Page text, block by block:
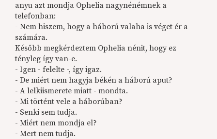
anyu azt mondja Ophelia nagynénémnek a
telefonban:
- Nem hiszem, hogy a háború valaha is véget ér a
számára.
Később megkérdeztem Ophelia nénit, hogy ez
tényleg így van-e.
- Igen - felelte -, így igaz.
- De miért nem hagyja békén a háború aput?
- A lelkiismerete miatt - mondta.
- Mi történt vele a háborúban?
- Senki sem tudja.
- Miért nem mondja el?
- Mert nem tudja.